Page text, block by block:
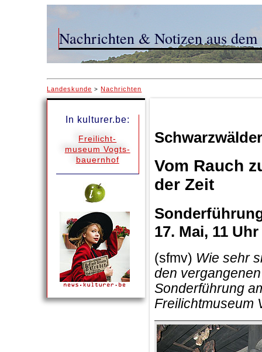
Nachrichten & Notizen aus
Landeskunde > Nachrichten
In kulturer.be:
Freilicht-
museum Vogts-
bauernhof
Vom Rauch
der Zeit
17. Mai, 11 Uhr
(sfmv) Wie sehr
den
Sonderführung
Freilichtmuseum